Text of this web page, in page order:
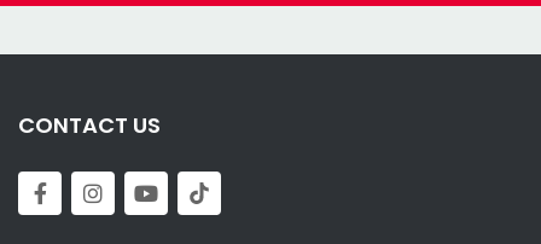
CONTACT US